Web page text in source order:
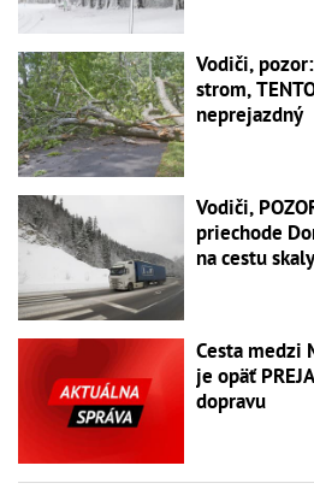
Vodiči,
strom,
neprejazdný
Vodiči,
priechode
na cestu skaly
Cesta medzi
je opäť
dopravu